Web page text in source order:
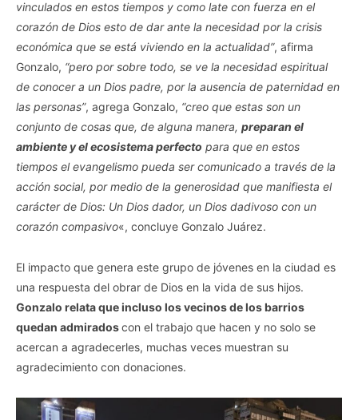
vinculados en estos tiempos y como late con fuerza en el
corazón de Dios esto de dar ante la necesidad por la crisis
económica que se está viviendo en la actualidad”, afirma
Gonzalo, “pero por sobre todo, se ve la necesidad espiritual
de conocer a un Dios padre, por la ausencia de paternidad en
las personas”, agrega Gonzalo, “creo que estas son un
conjunto de cosas que, de alguna manera, preparan el
ambiente y el ecosistema perfecto para que en estos
tiempos el evangelismo pueda ser comunicado a través de la
acción social, por medio de la generosidad que manifiesta el
carácter de Dios: Un Dios dador, un Dios dadivoso con un
corazón compasivo«, concluye Gonzalo Juárez.
El impacto que genera este grupo de jóvenes en la ciudad es
una respuesta del obrar de Dios en la vida de sus hijos.
Gonzalo relata que incluso los vecinos de los barrios
quedan admiradoscon el trabajo que hacen y no solo se
acercan a agradecerles, muchas veces muestran su
agradecimiento con donaciones.